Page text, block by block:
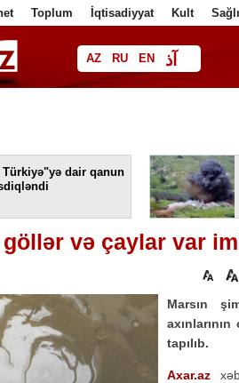
Toplum İqtisadiyyat Kult
AZ RU EN آذ
فا
dair qanun
göllər və çaylar var
Marsın
tapılıb.
Axar.az